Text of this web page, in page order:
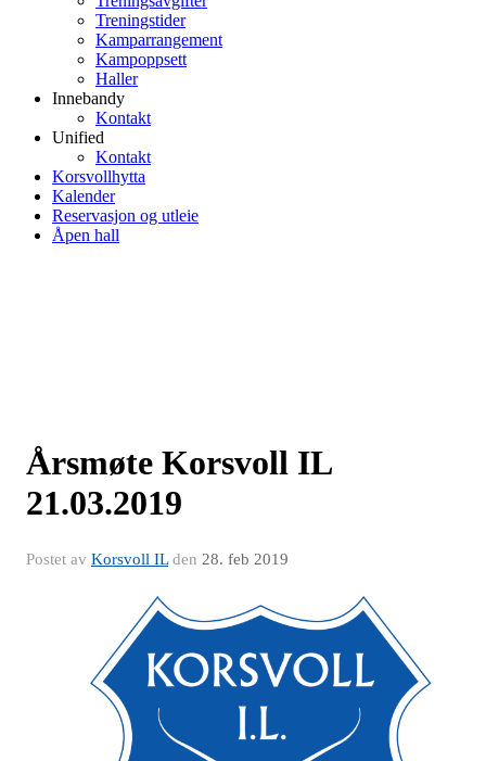
Treningstider
Kamparrangement
Kampoppsett
Haller
Innebandy
Kontakt
Unified
Kontakt
Korsvollhytta
Kalender
Reservasjon og utleie
Åpen hall
Årsmøte Korsvoll IL
21.03.2019
Postet av Korsvoll ILden 28. feb 2019